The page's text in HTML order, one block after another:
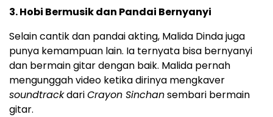
3. Hobi Bermusik dan Pandai Bernyanyi
Selain cantik dan pandai akting, Malida Dinda juga
punya kemampuan lain. Ia ternyata bisa bernyanyi
dan bermain gitar dengan baik. Malida pernah
mengunggah video ketika dirinya mengkaver
soundtrackdariCrayon Sinchansembari bermain
gitar.